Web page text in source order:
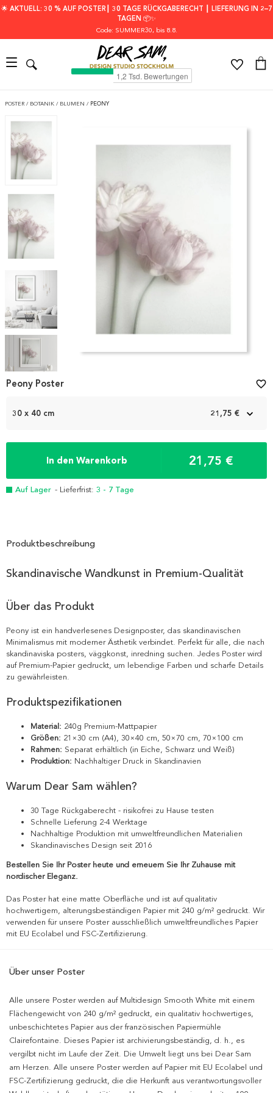
🌟 AKTUELL: 30 % AUF POSTER┃ 30 TAGE RÜCKGABERECHT ┃ LIEFERUNG IN 2–7
TAGEN 📦✨
Code: SUMMER30, bis 8.8.
POSTER / BOTANIK / BLUMEN / PEONY
Item
1
30 x 40 cm 21,75 €
In den Warenkorb 21,75 €
Auf Lager - Lieferfrist: 3 - 7 Tage
Peony Poster favorite_border
Produktbeschreibung
Skandinavische Wandkunst in Premium-Qualität
Über das Produkt
Peony ist ein handverlesenes Designposter, das skandinavischen
Minimalismus mit moderner Ästhetik verbindet. Perfekt für alle, die nach
skandinaviska posters, väggkonst, inredning suchen. Jedes Poster wird
auf Premium-Papier gedruckt, um lebendige Farben und scharfe Details
zu gewährleisten.
Produktspezifikationen
Material: 240g Premium-Mattpapier
Größen: 21×30 cm (A4), 30×40 cm, 50×70 cm, 70×100 cm
Rahmen: Separat erhältlich (in Eiche, Schwarz und Weiß)
Produktion: Nachhaltiger Druck in Skandinavien
Warum Dear Sam wählen?
30 Tage Rückgaberecht - risikofrei zu Hause testen
Schnelle Lieferung 2-4 Werktage
Nachhaltige Produktion mit umweltfreundlichen Materialien
Skandinavisches Design seit 2016
Bestellen Sie Ihr Poster heute und erneuern Sie Ihr Zuhause mit
nordischer Eleganz.
Das Poster hat eine matte Oberfläche und ist auf qualitativ
hochwertigem, alterungsbeständigen Papier mit 240 g/m² gedruckt. Wir
verwenden für unsere Poster ausschließlich umweltfreundliches Papier
mit EU Ecolabel und FSC-Zertifizierung.
Über unser Poster
Alle unsere Poster werden auf Multidesign Smooth White mit einem
Flächengewicht von 240 g/m² gedruckt, ein qualitativ hochwertiges,
unbeschichtetes Papier aus der französischen Papiermühle
Clairefontaine. Dieses Papier ist archivierungsbeständig, d. h., es
vergilbt nicht im Laufe der Zeit. Die Umwelt liegt uns bei Dear Sam
am Herzen. Alle unsere Poster werden auf Papier mit EU Ecolabel und
FSC-Zertifizierung gedruckt, die die Herkunft aus verantwortungsvoller